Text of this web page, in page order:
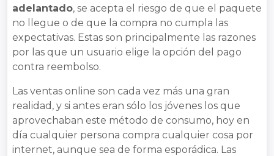
adelantado, se acepta el riesgo de que el paquete
no llegue o de que la compra no cumpla las
expectativas. Estas son principalmente las razones
por las que un usuario elige la opción del pago
contra reembolso.
Las ventas online son cada vez más una gran
realidad, y si antes eran sólo los jóvenes los que
aprovechaban este método de consumo, hoy en
día cualquier persona compra cualquier cosa por
internet, aunque sea de forma esporádica. Las